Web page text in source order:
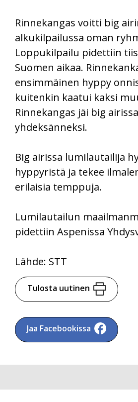
Rinnekangas voitti big
alkukilpailussa oman
Loppukilpailu pidettiin
Suomen aikaa.
ensimmäinen hyppy
kuitenkin kaatui kaksi
Rinnekangas jäi big airissa
yhdeksänneksi.
Big airissa lumilautailija
hyppyristä ja tekee
erilaisia temppuja.
Lumilautailun
pidettiin Aspenissa
Lähde: STT
Tulosta uutinen
Jaa Facebookissa